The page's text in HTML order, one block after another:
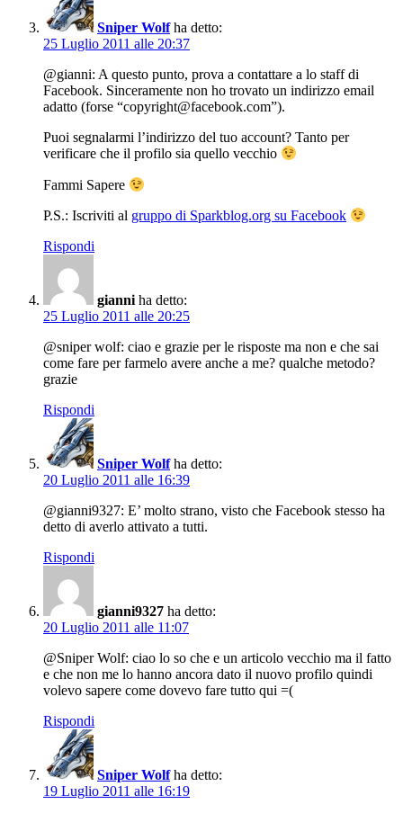
Sniper Wolf ha detto:
25 Luglio 2011 alle 20:37
@gianni: A questo punto, prova a contattare a lo staff di
Facebook. Sinceramente non ho trovato un indirizzo email
adatto (forse “copyright@facebook.com”).
Puoi segnalarmi l’indirizzo del tuo account? Tanto per
verificare che il profilo sia quello vecchio
Fammi Sapere
P.S.: Iscriviti al gruppo di Sparkblog.org su Facebook
Rispondi
gianni ha detto:
25 Luglio 2011 alle 20:25
@sniper wolf: ciao e grazie per le risposte ma non e che sai
come fare per farmelo avere anche a me? qualche metodo?
grazie
Rispondi
Sniper Wolf ha detto:
20 Luglio 2011 alle 16:39
@gianni9327: E’ molto strano, visto che Facebook stesso ha
detto di averlo attivato a tutti.
Rispondi
gianni9327 ha detto:
20 Luglio 2011 alle 11:07
@Sniper Wolf: ciao lo so che e un articolo vecchio ma il fatto
e che non me lo hanno ancora dato il nuovo profilo quindi
volevo sapere come dovevo fare tutto qui =(
Rispondi
Sniper Wolf ha detto:
19 Luglio 2011 alle 16:19